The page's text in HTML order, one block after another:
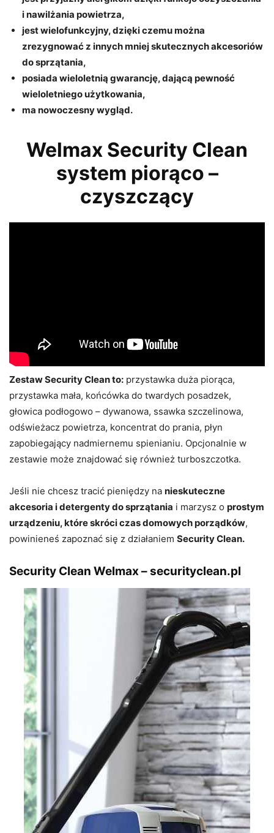
i nawilżania powietrza,
jest wielofunkcyjny, dzięki czemu można
zrezygnować z innych mniej skutecznych akcesoriów
do sprzątania,
posiada wieloletnią gwarancję, dającą pewność
wieloletniego użytkowania,
ma nowoczesny wygląd.
Welmax Security Clean
system piorąco –
czyszczący
Zestaw Security Clean to: przystawka duża piorąca,
przystawka mała, końcówka do twardych posadzek,
głowica podłogowo – dywanowa, ssawka szczelinowa,
odświeżacz powietrza, koncentrat do prania, płyn
zapobiegający nadmiernemu spienianiu. Opcjonalnie w
zestawie może znajdować się również turboszczotka.
Jeśli nie chcesz tracić pieniędzy na nieskuteczne
akcesoria i detergenty do sprzątania i marzysz o prostym
urządzeniu, które skróci czas domowych porządków,
powinieneś zapoznać się z działaniem Security Clean.
Security Clean Welmax – securityclean.pl